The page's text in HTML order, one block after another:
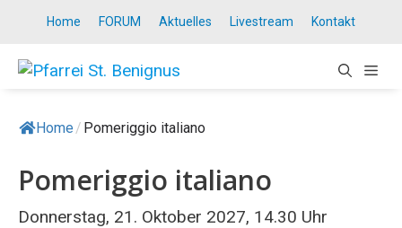
Inhalt
Home FORUM Aktuelles Livestream Kontakt
Home / Pomeriggio italiano
Pomeriggio italiano
Donnerstag, 21. Oktober 2027, 14.30 Uhr